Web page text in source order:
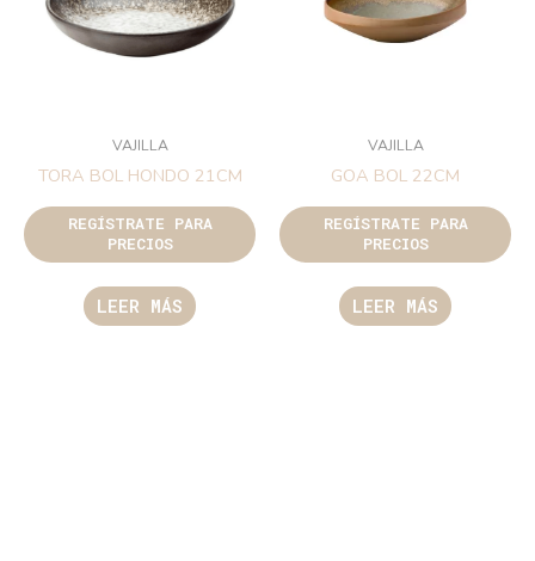
VAJILLA
TORA BOL HONDO 21CM
REGÍSTRATE PARA
PRECIOS
LEER MÁS
VAJILLA
GOA BOL 22CM
REGÍSTRATE PARA
PRECIOS
LEER MÁS